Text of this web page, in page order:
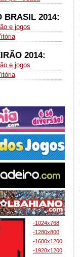
BRASIL 2014:
e jogos
2014:
e jogos
-1024x768
-1280x800
-1600x1200
-1920x1200